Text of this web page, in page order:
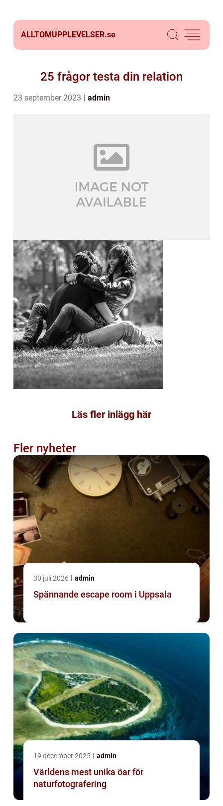
ALLTOMUPPLEVELSER.se
25 frågor testa din relation
23 september 2023 admin
Läs fler inlägg här
Fler nyheter
30 juli 2026 admin
Spännande escape room i Uppsala
19 december 2025 admin
Världens mest unika öar för
naturfotografering